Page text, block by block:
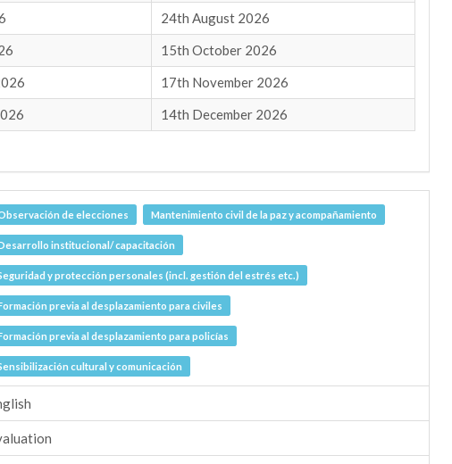
24th August 2026
15th October 2026
17th November 2026
14th December 2026
de elecciones Mantenimiento civil de la paz y acompañamiento
institucional/ capacitación
y protección personales (incl. gestión del estrés etc.)
previa al desplazamiento para civiles
previa al desplazamiento para policías
cultural y comunicación